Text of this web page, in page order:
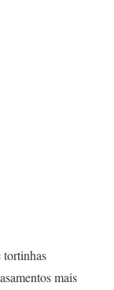
tortinhas
mais